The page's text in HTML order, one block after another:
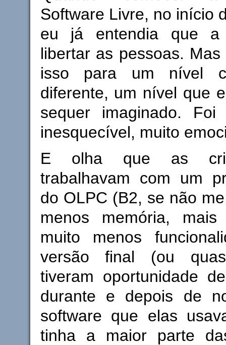
Software Livre, no início
eu já entendia que a
libertar as pessoas.
isso para um nível
diferente, um nível que
sequer imaginado. Foi
inesquecível, muito
E olha que as
trabalhavam com um
do OLPC (B2, se não
menos memória,
muito menos
versão final (ou
tiveram oportunidade
durante e depois de
software que elas
tinha a maior parte